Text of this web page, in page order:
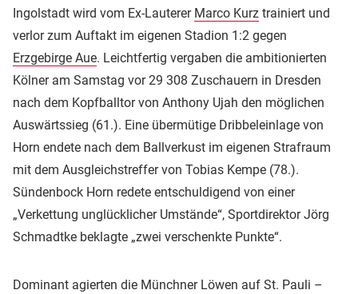
Ingolstadt wird vom Ex-Lauterer Marco Kurz trainiert und
verlor zum Auftakt im eigenen Stadion 1:2 gegen
Erzgebirge Aue. Leichtfertig vergaben die ambitionierten
Kölner am Samstag vor 29 308 Zuschauern in Dresden
nach dem Kopfballtor von Anthony Ujah den möglichen
Auswärtssieg (61.). Eine übermütige Dribbeleinlage von
Horn endete nach dem Ballverkust im eigenen Strafraum
mit dem Ausgleichstreffer von Tobias Kempe (78.).
Sündenbock Horn redete entschuldigend von einer
„Verkettung unglücklicher Umstände“, Sportdirektor Jörg
Schmadtke beklagte „zwei verschenkte Punkte“.
Dominant agierten die Münchner Löwen auf St. Pauli –